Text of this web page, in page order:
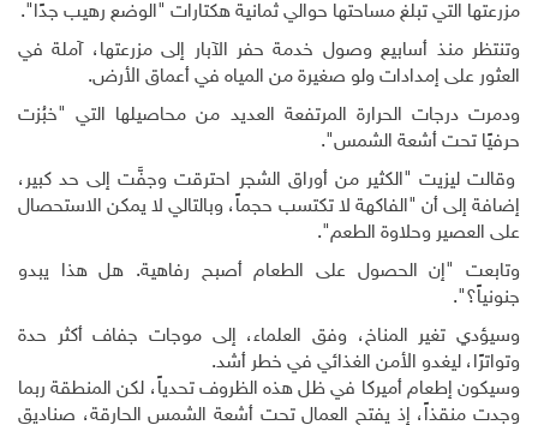
مزرعتها التي تبلغ مساحتها حوالي ثمانية هكتارات "الوضع رهيب جدًا".
وتنتظر منذ أسابيع وصول خدمة حفر الآبار إلى مزرعتها، آملة في
العثور على إمدادات ولو صغيرة من المياه في أعماق الأرض.
ودمرت درجات الحرارة المرتفعة العديد من محاصيلها التي "خبُزت
حرفيًا تحت أشعة الشمس".
وقالت ليزيت "الكثير من أوراق الشجر احترقت وجفَّت إلى حد كبير،
إضافة إلى أن "الفاكهة لا تكتسب حجماً، وبالتالي لا يمكن الاستحصال
على العصير وحلاوة الطعم".
وتابعت "إن الحصول على الطعام أصبح رفاهية. هل هذا يبدو
جنونياً؟".
وسيؤدي تغير المناخ، وفق العلماء، إلى موجات جفاف أكثر حدة
وتواترًا، ليغدو الأمن الغذائي في خطر أشد.
وسيكون إطعام أميركا في ظل هذه الظروف تحدياً، لكن المنطقة ربما
وجدت منقذاً، إذ يفتح العمال تحت أشعة الشمس الحارقة، صناديق